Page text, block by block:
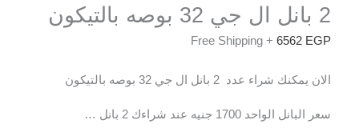
2 بانل ال جي 32 بوصه بالتيكون
6562 EGP
+ Free Shipping
الان يمكنك شراء عدد 2 بانل ال جي 32 بوصه بالتيكون
سعر البانل الواحد 1700 جنيه عند شراءك 2 بانل …